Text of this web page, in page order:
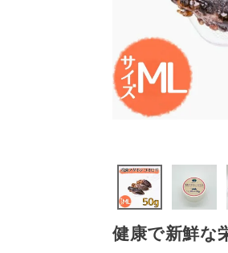
健康で新鮮な